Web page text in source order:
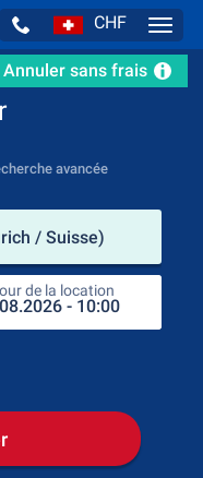
CHF
Annuler sans frais
avancée
/ Suisse)
de la location